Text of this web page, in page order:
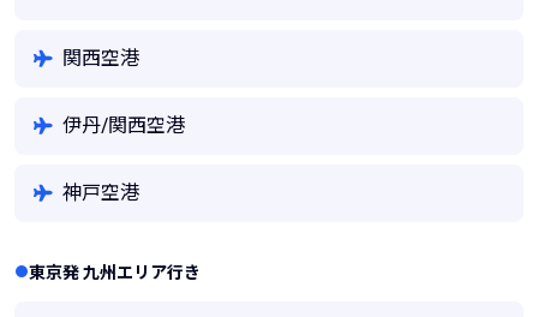
関西空港
伊丹/関西空港
神戸空港
東京発 九州エリア行き